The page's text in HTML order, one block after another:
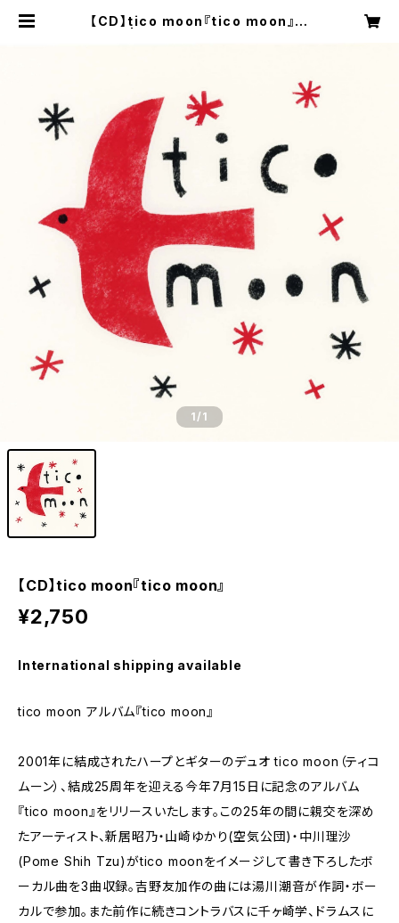
【CD】tico moon『tico moon』
1/1
【CD】tico moon『tico moon』
¥2,750
International shipping available
tico moon アルバム『tico moon』
2001年に結成されたハープとギターのデュオ tico moon（ティコ
ムーン）、結成25周年を迎える今年7月15日に記念のアルバム
『tico moon』をリリースいたします。この25年の間に親交を深め
たアーティスト、新居昭乃・山崎ゆかり(空気公団)・中川理沙
(Pome Shih Tzu)がtico moonをイメージして書き下ろしたボ
ーカル曲を3曲収録。吉野友加作の曲には湯川潮音が作詞・ボー
カルで参加。また前作に続きコントラバスに千ヶ崎学、ドラムスに